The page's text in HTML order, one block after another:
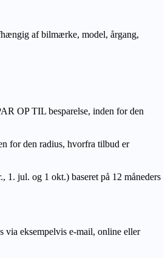
af bilmærke, model, årgang,
OP TIL besparelse, inden for den
for den radius, hvorfra tilbud er
1. jul. og 1 okt.) baseret på 12 måneders
via eksempelvis e-mail, online eller